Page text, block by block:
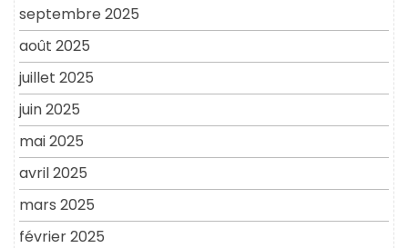
septembre 2025
août 2025
juillet 2025
juin 2025
mai 2025
avril 2025
mars 2025
février 2025